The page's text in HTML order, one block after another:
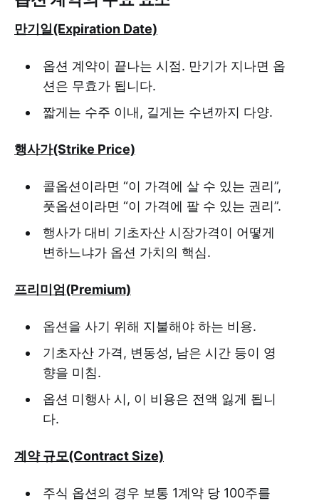
만기일(Expiration Date)
옵션 계약이 끝나는 시점. 만기가 지나면 옵
션은 무효가 됩니다.
짧게는 수주 이내, 길게는 수년까지 다양.
행사가(Strike Price)
콜옵션이라면 “이 가격에 살 수 있는 권리”,
풋옵션이라면 “이 가격에 팔 수 있는 권리”.
행사가 대비 기초자산 시장가격이 어떻게
변하느냐가 옵션 가치의 핵심.
프리미엄(Premium)
옵션을 사기 위해 지불해야 하는 비용.
기초자산 가격, 변동성, 남은 시간 등이 영
향을 미침.
옵션 미행사 시, 이 비용은 전액 잃게 됩니
다.
계약 규모(Contract Size)
주식 옵션의 경우 보통 1계약 당 100주를